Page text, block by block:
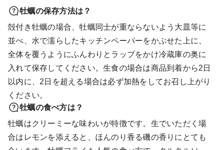
牡蠣の保存方法は？
殻付き牡蠣の場合、牡蠣同士が重ならないよう大皿等に
並べ、水で濡らしたキッチンペーパーをかぶせた上に、
全体を覆うようにふんわりとラップをかけ冷蔵庫の奥に
入れて保存してください。生食の場合は商品到着から2日
以内に、2日を超える場合は必ず加熱をしてお召し上がり
ください。
牡蠣の食べ方は？
牡蠣はクリーミーな味わいが特徴です。生でいただく場
合はレモンを添えると、ほんのり香る磯の香りにとても